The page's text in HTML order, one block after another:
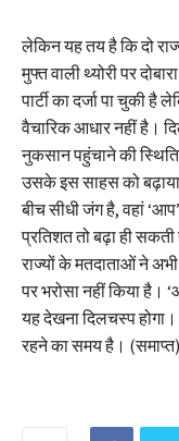
लेकिन यह तय है कि दो
मुफ्त वाली थ्योरी पर
पार्टी का दर्जा पा चुकी
वैचारिक आधार नहीं है।
नुकसान पहुंचाने की
उसके इस साहस को
बीच सीधी जंग है, वहां
प्रतिशत तो बढ़ा ही
राज्यों के मतदाताओं ने
पर भरोसा नहीं किया है।
यह देखना दिलचस्प
रहने का समय है। (समाप्त)